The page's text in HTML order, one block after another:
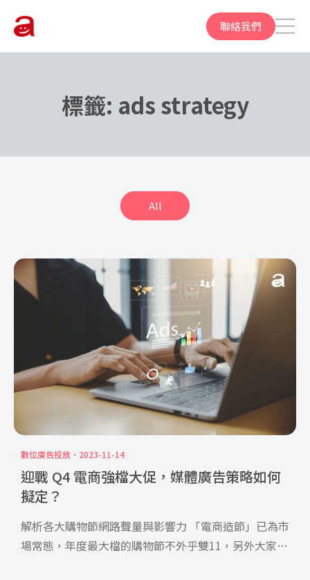
聯絡我們
標籤: ads strategy
All
數位廣告投放 2023-11-14
迎戰 Q4 電商強檔大促，媒體廣告策略如何
擬定？
解析各大購物節網路聲量與影響力 「電商造節」已為市
場常態，年度最大檔的購物節不外乎雙11，另外大家也